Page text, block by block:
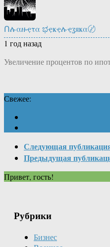
Ոሉαዙҿτα ಭҿҝҿሉҿʓяҝα〄
1 год назад
Увеличение процентов по
Свежее:
Следующая
Предыдущая
Привет, гость!
Рубрики
Бизнес